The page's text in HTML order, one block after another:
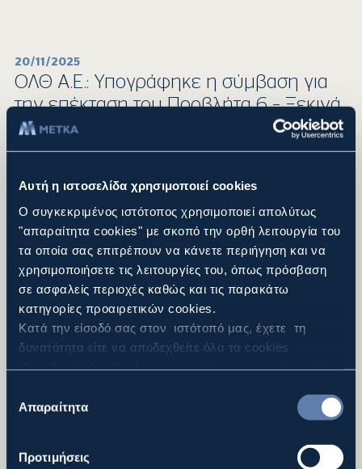
Αυτή η ιστοσελίδα χρησιμοποιεί cookies
Ο συγκεκριμένος ιστότοπος χρησιμοποιεί απολύτως
"απαραίτητα cookies" με σκοπό την ορθή λειτουργία του
τα οποία σας επιτρέπουν να κάνετε περιήγηση και να
χρησιμοποιήσετε τις λειτουργίες του, όπως πρόσβαση
σε ασφαλείς περιοχές καθώς και τις παρακάτω
κατηγορίες προαιρετικών cookies.
Κατά την είσοδό σας στον ιστότοπό μας, έχετε τη
δυνατότητα είτε να αποδεχθείτε όλα τα cookies
("Απόρριψη Όλων"), είτε να επιλέξετε συγκεκριμένα
πατήσετε το κουμπί ("Αποδοχή Επιλεγμένων"). Για
περισσότερες πληροφορίες μπορείτε να ανατρέξετε
συγκατάθεσης
Απαραίτητα
Προτιμήσεις
20/11/2025
ΟΛΘ Α.Ε.: Υπογράφηκε η σύμβαση για
την επέκταση του Προβλήτα 6 – Ξεκινά
το μεγαλύτερο έργο αναβάθμισης του
Λιμένα Θεσσαλονίκης
ΠΕΡΙΣΣΌΤΕΡΑ
25/02/2025
Επίσκεψη του Πρωθυπουργού
Κυριάκου Μητσοτάκη στο εργοτάξιο του
Flyover